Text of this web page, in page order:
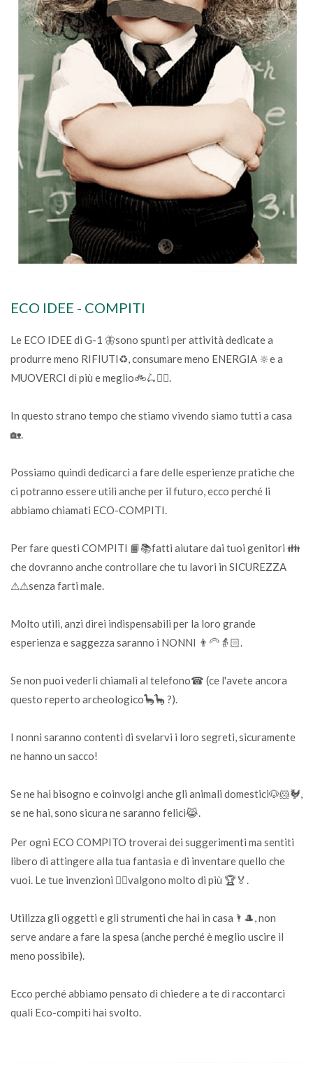
ECO IDEE - COMPITI
Le ECO IDEE di G-1 🦋sono spunti per attività dedicate a
produrre meno RIFIUTI♻, consumare meno ENERGIA 🔆e a
MUOVERCI di più e meglio🚲🛴🤸‍♂.
In questo strano tempo che stiamo vivendo siamo tutti a casa
🏡.
Possiamo quindi dedicarci a fare delle esperienze pratiche che
ci potranno essere utili anche per il futuro, ecco perché li
abbiamo chiamati ECO-COMPITI.
Per fare questi COMPITI 📙📚fatti aiutare dai tuoi genitori 👪
che dovranno anche controllare che tu lavori in SICUREZZA
⚠⚠senza farti male.
Molto utili, anzi direi indispensabili per la loro grande
esperienza e saggezza saranno i NONNI 👨‍🦳👵🏻.
Se non puoi vederli chiamali al telefono☎ (ce l'avete ancora
questo reperto archeologico🦕🦕 ?).
I nonni saranno contenti di svelarvi i loro segreti, sicuramente
ne hanno un sacco!
Se ne hai bisogno e coinvolgi anche gli animali domestici🐶🐹🐓,
se ne hai, sono sicura ne saranno felici😹.
Per ogni ECO COMPITO troverai dei suggerimenti ma sentiti
libero di attingere alla tua fantasia e di inventare quello che
vuoi. Le tue invenzioni 🧛‍♂valgono molto di più 🏆🏅.
Utilizza gli oggetti e gli strumenti che hai in casa🌂🎩, non
serve andare a fare la spesa (anche perché è meglio uscire il
meno possibile).
Ecco perché abbiamo pensato di chiedere a te di raccontarci
quali Eco-compiti hai svolto.